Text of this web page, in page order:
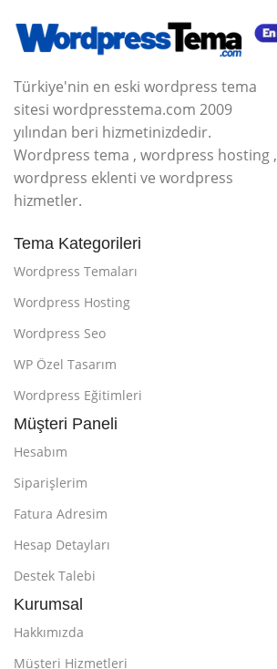
Türkiye'nin en eski wordpress tema
sitesi wordpresstema.com 2009
yılından beri hizmetinizdedir.
Wordpress tema , wordpress hosting ,
wordpress eklenti ve wordpress
hizmetler.
Tema Kategorileri
Wordpress Temaları
Wordpress Hosting
Wordpress Seo
WP Özel Tasarım
Wordpress Eğitimleri
Müşteri Paneli
Hesabım
Siparişlerim
Fatura Adresim
Hesap Detayları
Destek Talebi
Kurumsal
Hakkımızda
Müşteri Hizmetleri